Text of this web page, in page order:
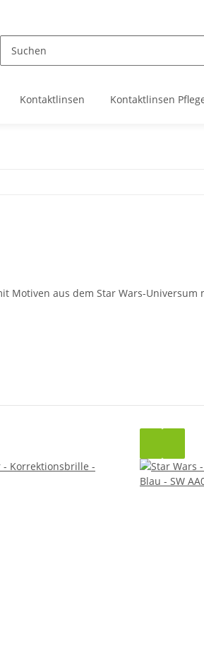
Kontaktlinsen Kontaktlinsen
Motiven aus dem Star Wars-